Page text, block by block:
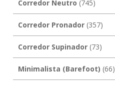
Corredor Neutro (745)
Corredor Pronador(357)
Corredor Supinador(73)
Minimalista (Barefoot) (66)